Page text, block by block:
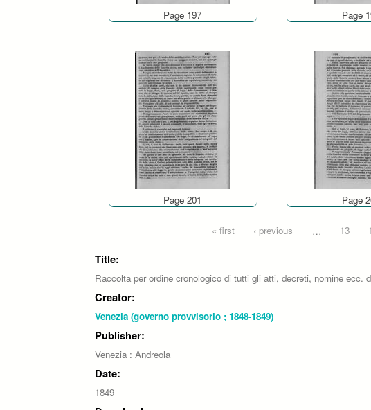
Page 197 Page
Page 201 Page
« first ‹ previous … 13
Title:
Raccolta per ordine cronologico di tutti gli atti, decreti, nomine
Creator:
Venezia (governo provvisorio ; 1848-1849)
Publisher:
Venezia : Andreola
Date:
1849